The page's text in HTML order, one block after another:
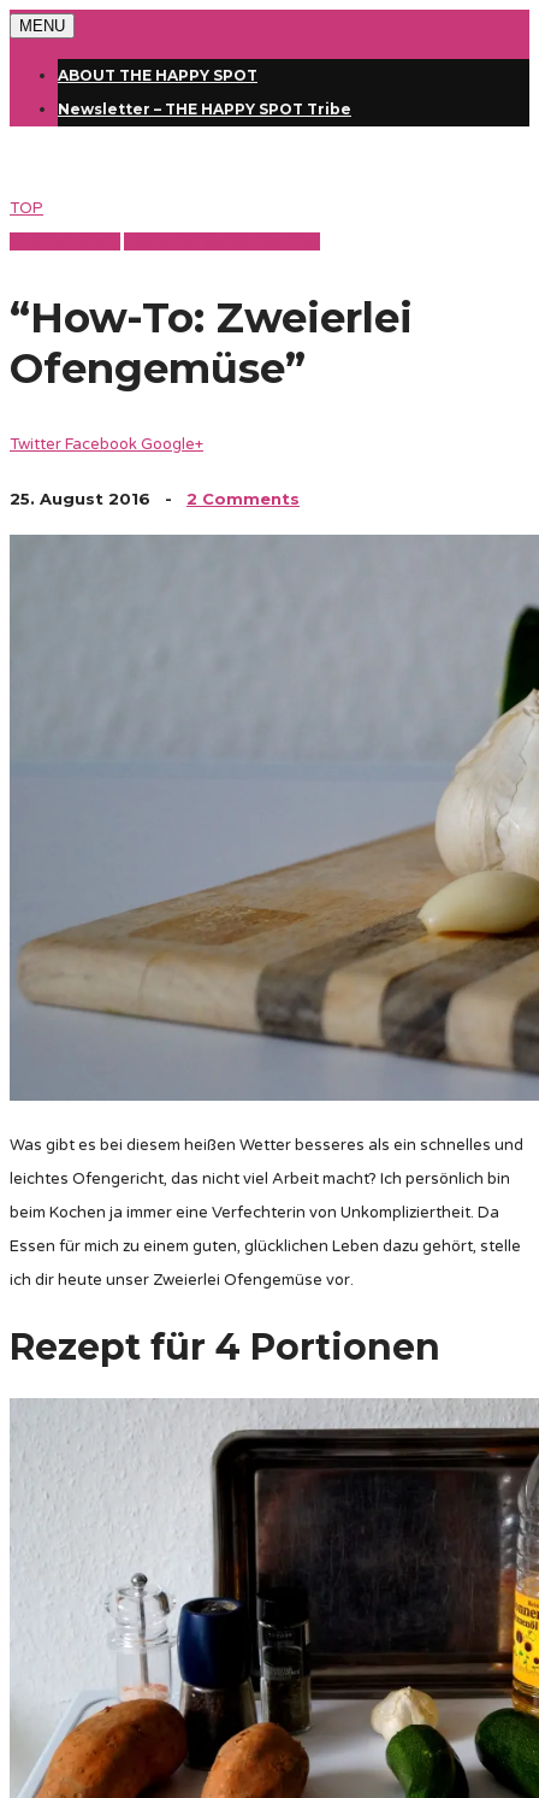
MENU
ABOUT THE HAPPY SPOT
Newsletter – THE HAPPY SPOT Tribe
TOP
“How-To: Zweierlei
Ofengemüse”
TwitterFacebookGoogle+
25. August 2016 - 2 Comments
Was gibt es bei diesem heißen Wetter besseres als ein schnelles und
leichtes Ofengericht, das nicht viel Arbeit macht? Ich persönlich bin
beim Kochen ja immer eine Verfechterin von Unkompliziertheit. Da
Essen für mich zu einem guten, glücklichen Leben dazu gehört, stelle
ich dir heute unser Zweierlei Ofengemüse vor.
Rezept für 4 Portionen